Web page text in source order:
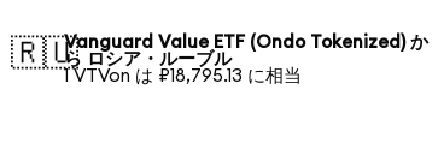
🇷🇺Vanguard Value ETF (Ondo Tokenized) か
ら ロシア・ルーブル
1 VTVon は ₽18,795.13 に相当